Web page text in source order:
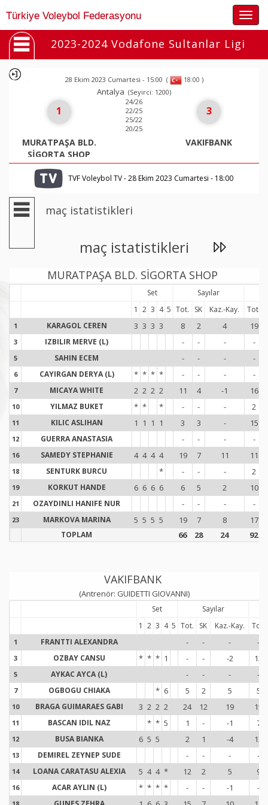
Türkiye Voleybol Federasyonu
2023-2024 Vodafone Sultanlar Ligi
28 Ekim 2023 Cumartesi - 15:00 ( 18:00 )
Antalya (Seyirci: 1200)
1
MURATPAŞA BLD.
SİGORTA SHOP
24/26
22/25
25/22
20/25
3
VAKIFBANK
TVF Voleybol TV - 28 Ekim 2023 Cumartesi - 18:00
maç istatistikleri
maç istatistikleri
MURATPAŞA BLD. SİGORTA SHOP
Set Sayılar
1 2 3 4 5 Tot. SK Kaz.-Kay. Tot.
1 KARAGOL CEREN 3 3 3 3 8 2 4 19
3 IZBILIR MERVE (L) - - - -
5 SAHIN ECEM - - - -
6 CAYIRGAN DERYA (L) * * * * - - - -
7 MICAYA WHITE 2 2 2 2 11 4 -1 16
10 YILMAZ BUKET * * * - - - 2
11 KILIC ASLIHAN 1 1 1 1 3 3 - 15
12 GUERRA ANASTASIA - - - -
16 SAMEDY STEPHANIE 4 4 4 4 19 7 11 11
18 SENTURK BURCU * - - - 2
19 KORKUT HANDE 6 6 6 6 6 5 2 10
21 OZAYDINLI HANIFE NUR - - - -
23 MARKOVA MARINA 5 5 5 5 19 7 8 17
TOPLAM 66 28 24 92
VAKIFBANK
(Antrenör: GUIDETTI GIOVANNI)
Set
Sayılar
1 2 3 4 5 Tot. SK Kaz.-Kay. Tot.
1 FRANTTI ALEXANDRA - - - -
3 OZBAY CANSU * * * 1 - - -2 13
5 AYKAC AYCA (L) - - - -
7 OGBOGU CHIAKA * 6 5 2 5 5
10 BRAGA GUIMARAES GABI 3 2 2 2 24 12 19 15
11 BASCAN IDIL NAZ * * 5 1 - -1 7
12 BUSA BIANKA 6 5 5 2 1 -4 12
13 DEMIREL ZEYNEP SUDE - - - -
14 LOANA CARATASU ALEXIA 5 4 4 * 12 2 5 9
16 ACAR AYLIN (L) * * * * - - -1 -